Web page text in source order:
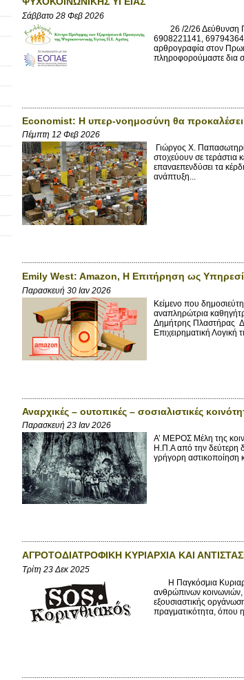
Σάββατο 28 Φεβ 2026
26 /2/26 Δεύθυνση
6908221141,
αρθρογραφία στον
πληροφορούμαστε δια
Economist: Η υπερ-νοημοσύνη θα
Πέμπτη 12 Φεβ 2026
Γιώργος X.
στοχεύουν σε
επαναεπενδύσει τα
ανάπτυξη...
Emily West: Amazon, Η Επιτήρηση ως
Παρασκευή 30 Ιαν 2026
Κείμενο που
αναπληρώτρια
Δημήτρης Πλαστήρας
Επιχειρηματική
Αναρχικές – ουτοπικές – σοσιαλιστικές
Παρασκευή 23 Ιαν 2026
Α’ ΜΕΡΟΣ Μέλη της
Η.Π.Α από την δεύτερη
γρήγορη αστικοποίηση
ΑΓΡΟΤΟΔΙΑΤΡΟΦΙΚΗ ΚΥΡΙΑΡΧΙΑ ΚΑΙ
Τρίτη 23 Δεκ 2025
Η Παγκόσμια
ανθρώπινων
εξουσιαστικής
πραγματικότητα, όπου